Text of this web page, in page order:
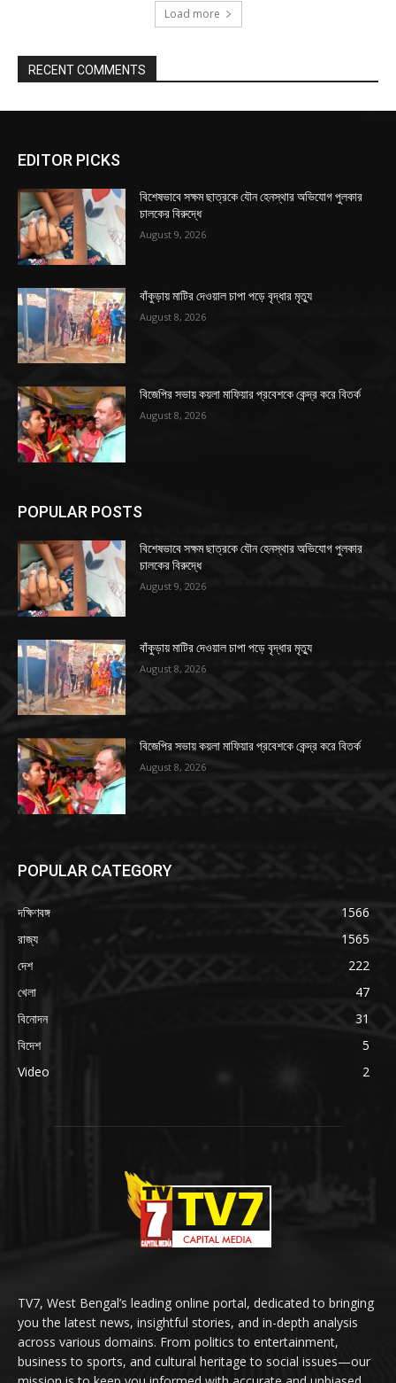
Load more
RECENT COMMENTS
EDITOR PICKS
বিশেষভাবে সক্ষম ছাত্রকে যৌন হেনস্থার অভিযোগ পুলকার
চালকের বিরুদ্ধে
August 9, 2026
বাঁকুড়ায় মাটির দেওয়াল চাপা পড়ে বৃদ্ধার মৃত্যু
August 8, 2026
বিজেপির সভায় কয়লা মাফিয়ার প্রবেশকে কেন্দ্র করে বিতর্ক
August 8, 2026
POPULAR POSTS
বিশেষভাবে সক্ষম ছাত্রকে যৌন হেনস্থার অভিযোগ পুলকার
চালকের বিরুদ্ধে
August 9, 2026
বাঁকুড়ায় মাটির দেওয়াল চাপা পড়ে বৃদ্ধার মৃত্যু
August 8, 2026
বিজেপির সভায় কয়লা মাফিয়ার প্রবেশকে কেন্দ্র করে বিতর্ক
August 8, 2026
POPULAR CATEGORY
দক্ষিণবঙ্গ
1566
রাজ্য
1565
দেশ
222
খেলা
47
বিনোদন
31
বিদেশ
5
Video
2
TV7, West Bengal’s leading online portal, dedicated to bringing
you the latest news, insightful stories, and in-depth analysis
across various domains. From politics to entertainment,
business to sports, and cultural heritage to social issues—our